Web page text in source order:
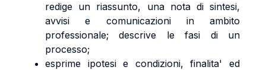
redige un riassunto, una nota di sintesi,
avvisi e comunicazioni in ambito
professionale; descrive le fasi di un
processo;
esprime ipotesi e condizioni, finalita' ed